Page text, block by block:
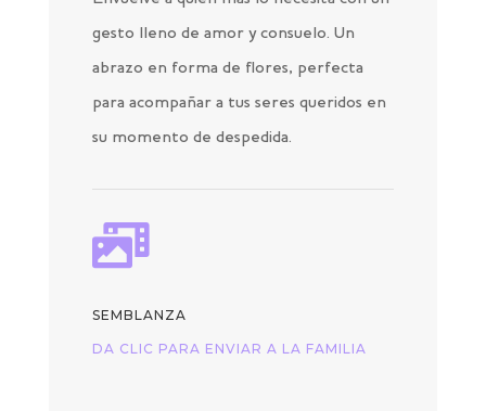
gesto lleno de amor y consuelo. Un
abrazo en forma de flores, perfecta
para acompañar a tus seres queridos en
su momento de despedida.

SEMBLANZA
DA CLIC PARA ENVIAR A LA FAMILIA